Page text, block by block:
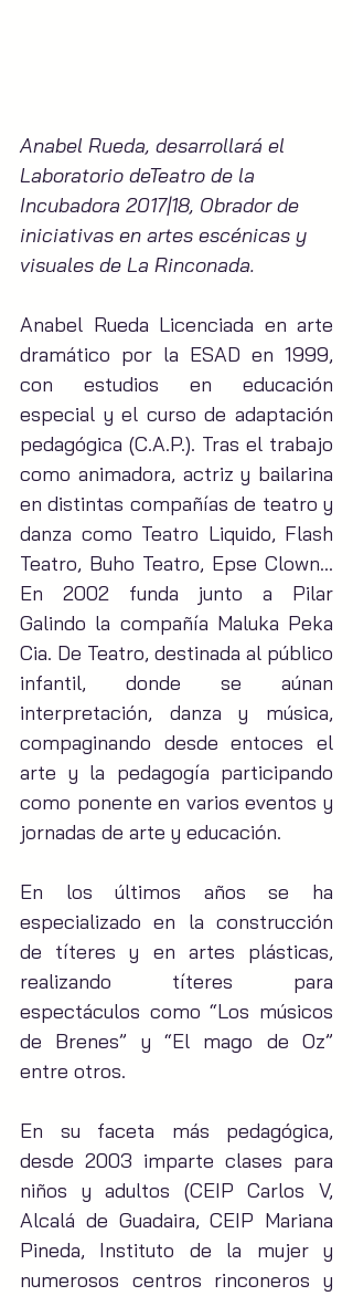
Anabel Rueda, desarrollará el
Laboratorio deTeatro de la
Incubadora 2017|18, Obrador de
iniciativas en artes escénicas y
visuales de La Rinconada.
Anabel Rueda Licenciada en arte
dramático por la ESAD en 1999,
con estudios en educación
especial y el curso de adaptación
pedagógica (C.A.P.). Tras el trabajo
como animadora, actriz y bailarina
en distintas compañías de teatro y
danza como Teatro Liquido, Flash
Teatro, Buho Teatro, Epse Clown…
En 2002 funda junto a Pilar
Galindo la compañía Maluka Peka
Cia. De Teatro, destinada al público
infantil, donde se aúnan
interpretación, danza y música,
compaginando desde entoces el
arte y la pedagogía participando
como ponente en varios eventos y
jornadas de arte y educación.
En los últimos años se ha
especializado en la construcción
de títeres y en artes plásticas,
realizando títeres para
espectáculos como “Los músicos
de Brenes” y “El mago de Oz”
entre otros.
En su faceta más pedagógica,
desde 2003 imparte clases para
niños y adultos (CEIP Carlos V,
Alcalá de Guadaira, CEIP Mariana
Pineda, Instituto de la mujer y
numerosos centros rinconeros y